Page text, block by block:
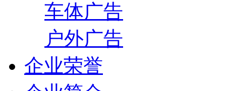
车体广告
户外广告
企业荣誉